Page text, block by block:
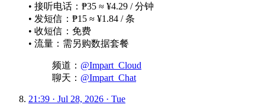
• 接听电话：₱35 ≈ ¥4.29 / 分钟
• 发短信：₱15 ≈ ¥1.84 / 条
• 收短信：免费
• 流量：需另购数据套餐
频道： @Impart_Cloud
聊天： @Impart_Chat
21:39 · Jul 28, 2026 · Tue